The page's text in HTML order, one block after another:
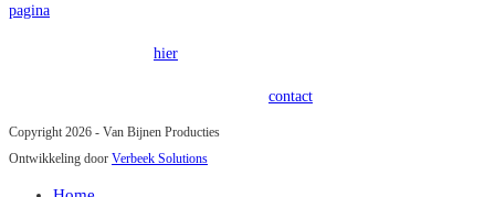
pagina
hier
contact
Copyright 2026 - Van Bijnen Producties
Ontwikkeling door Verbeek Solutions